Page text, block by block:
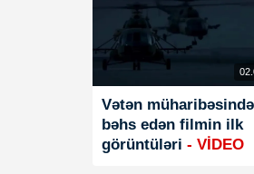
Vətən
bəhs edən filmin ilk
görüntüləri - VİDEO